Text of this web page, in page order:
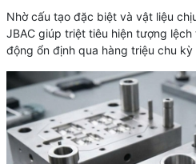
Nhờ cấu tạo đặc biệt và vật liệu
JBAC giúp triệt tiêu hiện tượng
động ổn định qua hàng triệu chu kỳ